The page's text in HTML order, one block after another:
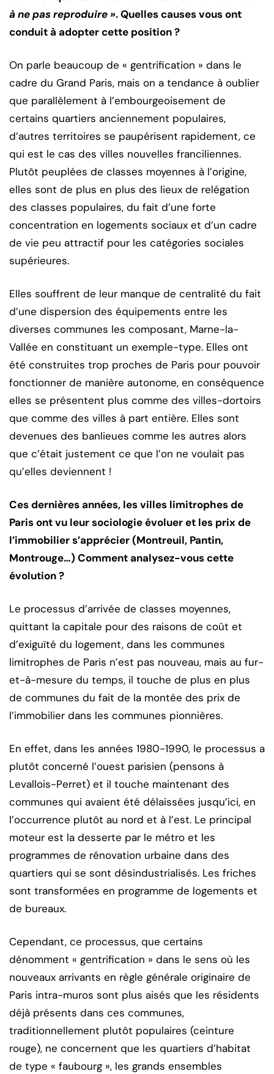
à ne pas reproduire ». Quelles causes vous ont
conduit à adopter cette position ?
On parle beaucoup de « gentrification » dans le
cadre du Grand Paris, mais on a tendance à oublier
que parallèlement à l’embourgeoisement de
certains quartiers anciennement populaires,
d’autres territoires se paupérisent rapidement, ce
qui est le cas des villes nouvelles franciliennes.
Plutôt peuplées de classes moyennes à l’origine,
elles sont de plus en plus des lieux de relégation
des classes populaires, du fait d’une forte
concentration en logements sociaux et d’un cadre
de vie peu attractif pour les catégories sociales
supérieures.
Elles souffrent de leur manque de centralité du fait
d’une dispersion des équipements entre les
diverses communes les composant, Marne-la-
Vallée en constituant un exemple-type. Elles ont
été construites trop proches de Paris pour pouvoir
fonctionner de manière autonome, en conséquence
elles se présentent plus comme des villes-dortoirs
que comme des villes à part entière. Elles sont
devenues des banlieues comme les autres alors
que c’était justement ce que l’on ne voulait pas
qu’elles deviennent !
Ces dernières années, les villes limitrophes de
Paris ont vu leur sociologie évoluer et les prix de
l’immobilier s’apprécier (Montreuil, Pantin,
Montrouge…) Comment analysez-vous cette
évolution ?
Le processus d’arrivée de classes moyennes,
quittant la capitale pour des raisons de coût et
d’exiguïté du logement, dans les communes
limitrophes de Paris n’est pas nouveau, mais au fur-
et-à-mesure du temps, il touche de plus en plus
de communes du fait de la montée des prix de
l’immobilier dans les communes pionnières.
En effet, dans les années 1980-1990, le processus a
plutôt concerné l’ouest parisien (pensons à
Levallois-Perret) et il touche maintenant des
communes qui avaient été délaissées jusqu’ici, en
l’occurrence plutôt au nord et à l’est. Le principal
moteur est la desserte par le métro et les
programmes de rénovation urbaine dans des
quartiers qui se sont désindustrialisés. Les friches
sont transformées en programme de logements et
de bureaux.
Cependant, ce processus, que certains
dénomment « gentrification » dans le sens où les
nouveaux arrivants en règle générale originaire de
Paris intra-muros sont plus aisés que les résidents
déjà présents dans ces communes,
traditionnellement plutôt populaires (ceinture
rouge), ne concernent que les quartiers d’habitat
de type « faubourg », les grands ensembles